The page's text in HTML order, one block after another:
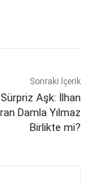
Sonraki İçerik
Aşk: İlhan
Damla Yılmaz
Birlikte mi?